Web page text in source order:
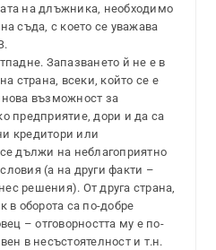
на длъжника, необходимо
съда, с което се уважава
Запазването й не е в
страна, всеки, който се е
възможност за
предприятие, дори и да са
кредитори или
дължи на неблагоприятно
(а на други факти –
решения). От друга страна,
в оборота са по-добре
– отговорността му е по-
в несъстоятелност и т.н.